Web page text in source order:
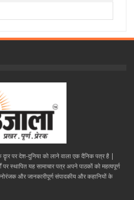
पर देश-दुनिया को लाने वाला एक दैनिक पत्र है |
स्थापित यह सामाचार पत्र अपने पाठकों को महत्वपूर्ण
और जानकारीपूर्ण संपादकीय और कहानियों के